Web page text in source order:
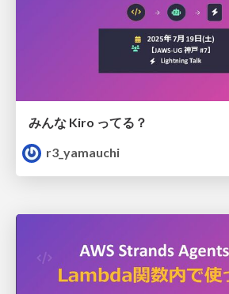
みんな Kiro ってる？
r3_yamauchi